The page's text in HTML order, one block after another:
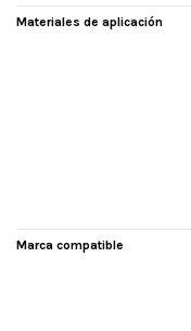
Materiales de aplicación
Marca compatible